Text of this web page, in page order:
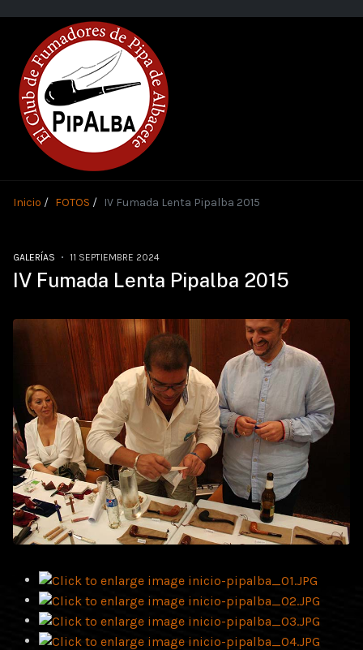
Inicio FOTOS IV Fumada Lenta Pipalba 2015
GALERÍAS 11 SEPTIEMBRE 2024
IV Fumada Lenta Pipalba 2015